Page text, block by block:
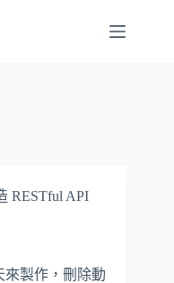
RESTful API
來製作，刪除動